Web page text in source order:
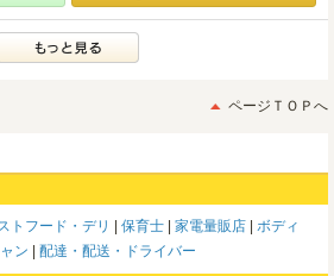
ページＴＯＰへ
トフード・デリ 保育士 家電量販店
ボディ
ン
配達・配送・ドライバー